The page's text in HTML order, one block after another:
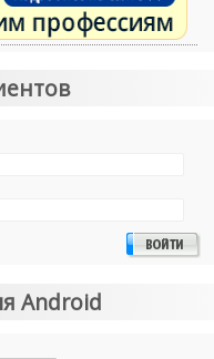
Android